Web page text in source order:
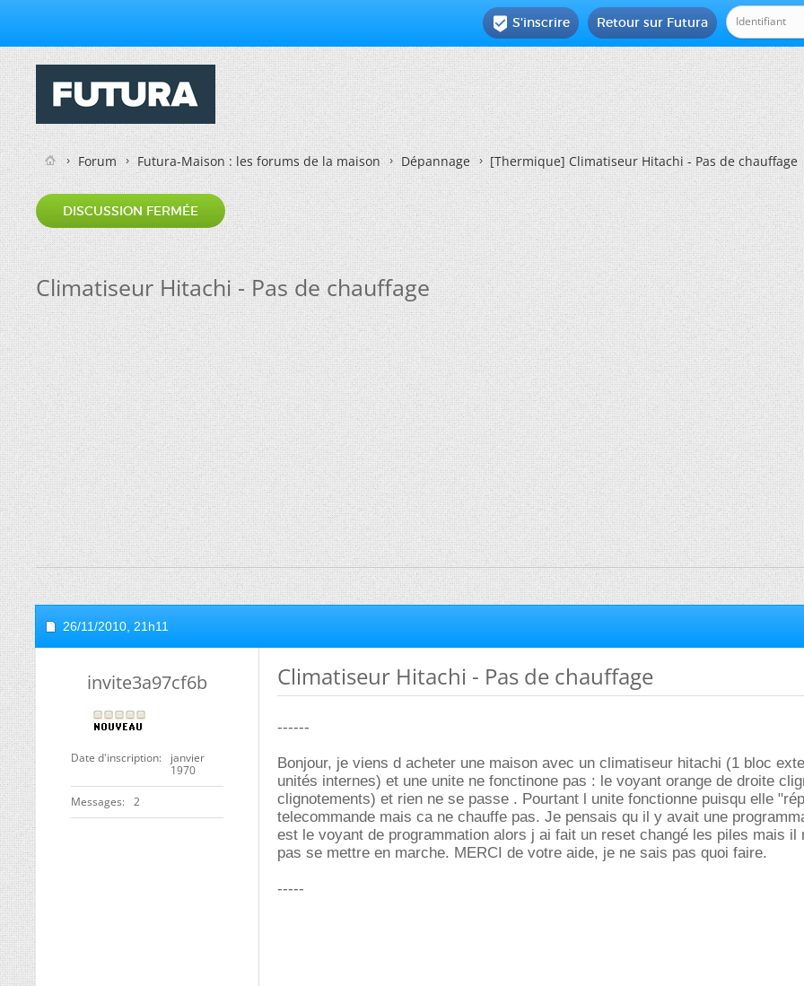
Retour sur Futura
 S'inscrire
Forum Futura-Maison : les forums de la maison Dépannage [Thermique]Climatiseur Hitachi - Pas de chauffage
DISCUSSION FERMÉE
Climatiseur Hitachi - Pas de chauffage
26/11/2010, 21h11
invite3a97cf6b
Date d'inscription
janvier
1970
Messages 2
Climatiseur Hitachi - Pas de chauffage
------
Bonjour, je viens d acheter une maison avec un climatiseur hitachi (1 bloc
unités internes) et une unite ne fonctinone pas : le voyant orange de droite
clignotements) et rien ne se passe . Pourtant l unite fonctionne puisqu elle
telecommande mais ca ne chauffe pas. Je pensais qu il y avait une
est le voyant de programmation alors j ai fait un reset changé les piles mais il
pas se mettre en marche. MERCI de votre aide, je ne sais pas quoi faire.
-----